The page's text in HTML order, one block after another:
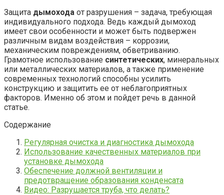
Защита дымохода от разрушения – задача, требующая
индивидуального подхода. Ведь каждый дымоход
имеет свои особенности и может быть подвержен
различным видам воздействия – коррозии,
механическим повреждениям, обветриванию.
Грамотное использование синтетических, минеральных
или металлических материалов, а также применение
современных технологий способны усилить
конструкцию и защитить ее от неблагоприятных
факторов. Именно об этом и пойдет речь в данной
статье.
Содержание
Регулярная очистка и диагностика дымохода
Использование качественных материалов при
установке дымохода
Обеспечение должной вентиляции и
предотвращение образования конденсата
Видео: Разрушается труба, что делать?